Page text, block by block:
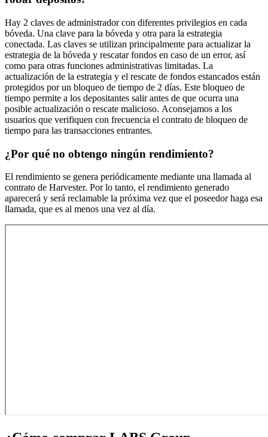
Hay 2 claves de administrador con diferentes privilegios en cada
bóveda. Una clave para la bóveda y otra para la estrategia
conectada. Las claves se utilizan principalmente para actualizar la
estrategia de la bóveda y rescatar fondos en caso de un error, así
como para otras funciones administrativas limitadas. La
actualización de la estrategia y el rescate de fondos estancados están
protegidos por un bloqueo de tiempo de 2 días. Este bloqueo de
tiempo permite a los depositantes salir antes de que ocurra una
posible actualización o rescate malicioso. Aconsejamos a los
usuarios que verifiquen con frecuencia el contrato de bloqueo de
tiempo para las transacciones entrantes.
¿Por qué no obtengo ningún rendimiento?
El rendimiento se genera periódicamente mediante una llamada al
contrato de Harvester. Por lo tanto, el rendimiento generado
aparecerá y será reclamable la próxima vez que el poseedor haga esa
llamada, que es al menos una vez al día.